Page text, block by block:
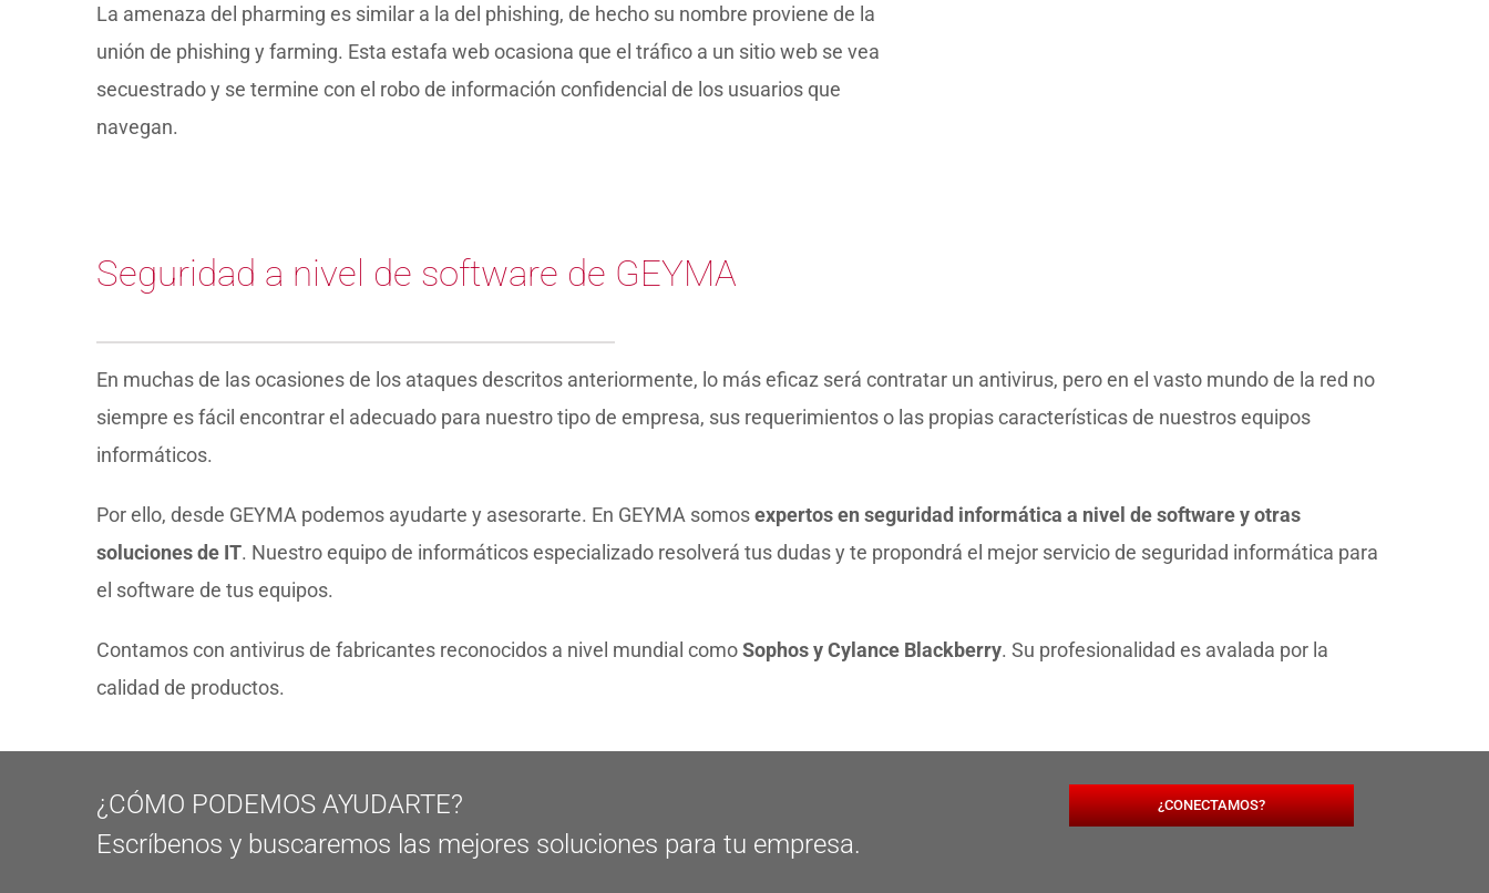
La amenaza del pharming es similar a la del phishing, de hecho su nombre proviene de la
unión de phishing y farming. Esta estafa web ocasiona que el tráfico a un sitio web se vea
secuestrado y se termine con el robo de información confidencial de los usuarios que
navegan.
Seguridad a nivel de software de GEYMA
En muchas de las ocasiones de los ataques descritos anteriormente, lo más eficaz será contratar un antivirus, pero en el vasto mundo de la red no
siempre es fácil encontrar el adecuado para nuestro tipo de empresa, sus requerimientos o las propias características de nuestros equipos
informáticos.
Por ello, desde GEYMA podemos ayudarte y asesorarte. En GEYMA somosexpertos en seguridad informática a nivel de software y otras
soluciones de IT. Nuestro equipo de informáticos especializado resolverá tus dudas y te propondrá el mejor servicio de seguridad informática para
el software de tus equipos.
Contamos con antivirus de fabricantes reconocidos a nivel mundial comoSophos y Cylance Blackberry. Su profesionalidad es avalada por la
calidad de productos.
¿CÓMO PODEMOS AYUDARTE?
Escríbenos y buscaremos las mejores soluciones para tu empresa.
¿CONECTAMOS?